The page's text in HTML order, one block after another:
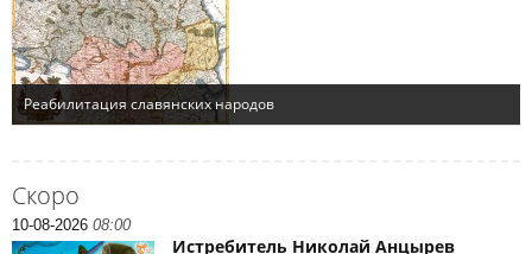
Скоро
10-08-2026 08:00
Истребитель Николай Анцырев